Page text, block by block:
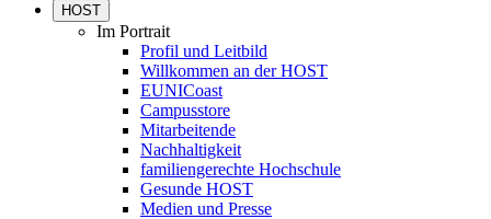
HOST
Im Portrait
Profil und Leitbild
Willkommen an der HOST
EUNICoast
Campusstore
Mitarbeitende
Nachhaltigkeit
familiengerechte Hochschule
Gesunde HOST
Medien und Presse